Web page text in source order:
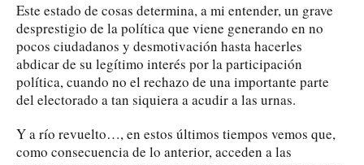
Este estado de cosas determina, a mi entender, un grave
desprestigio de la política que viene generando en no
pocos ciudadanos y desmotivación hasta hacerles
abdicar de su legítimo interés por la participación
política, cuando no el rechazo de una importante parte
del electorado a tan siquiera a acudir a las urnas.
Y a río revuelto…, en estos últimos tiempos vemos que,
como consecuencia de lo anterior, acceden a las